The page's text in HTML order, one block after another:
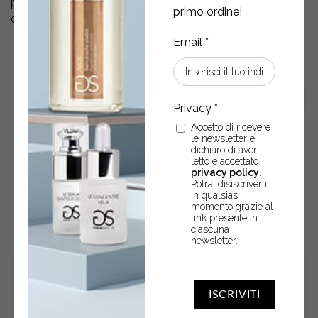
primo ordine!
ISCRIVITI
Accetto di ricevere
le newsletter e
dichiaro di aver
letto e accettato
privacy policy
Potrai disiscriverti
in qualsiasi
momento grazie al
link presente in
ciascuna
newsletter.
prima dell’esposizione al sole e mattino e sera durante e
dopo il periodo di esposizione
POTREBBERO ANCHE
INTERESSARTI